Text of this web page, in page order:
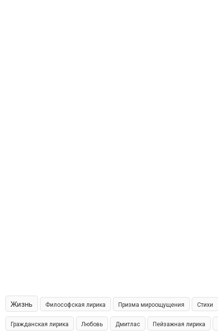
Жизнь Философская лирика Призма мироощущения Стихи
Гражданская лирика Любовь Дмитлас Пейзажная лирика